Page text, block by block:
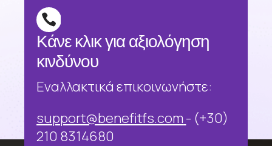

Κάνε κλικ για αξιολόγηση
κινδύνου
Εναλλακτικά επικοινωνήστε:
support@benefitfs.com - (+30)
210 8314680